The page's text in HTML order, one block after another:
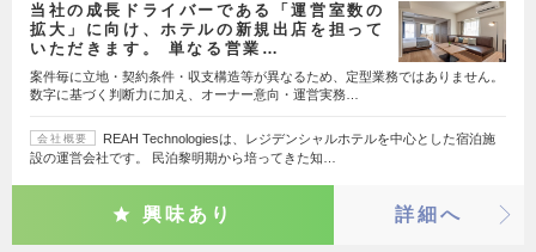
当社の成長ドライバーである「運営室数の
拡大」に向け、ホテルの新規出店を担って
いただきます。 単なる営業…
案件毎に立地・契約条件・収支構造等が異なるため、定型業務ではありません。
数字に基づく判断力に加え、オーナー意向・運営実務…
会社概要
REAH Technologiesは、レジデンシャルホテルを中心とした宿泊施
設の運営会社です。 民泊黎明期から培ってきた知…
興味あり 詳細へ